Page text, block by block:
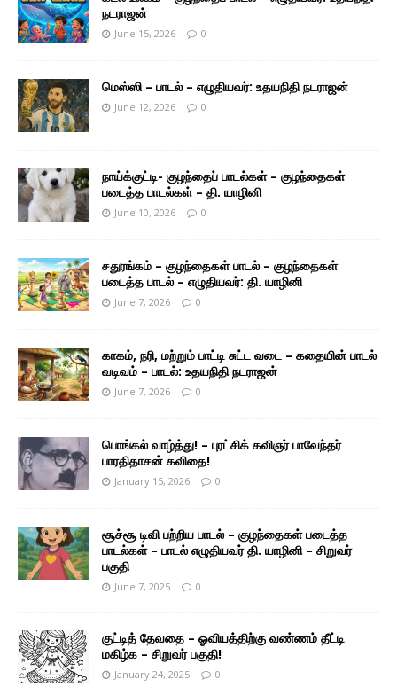
நடராஜன்
June 15, 2026 0
மெஸ்ஸி – பாடல் – எழுதியவர்: உதயநிதி நடராஜன்
June 12, 2026 0
நாய்க்குட்டி- குழந்தைப் பாடல்கள் – குழந்தைகள்
படைத்த பாடல்கள் – தி. யாழினி
June 10, 2026 0
சதுரங்கம் – குழந்தைகள் பாடல் – குழந்தைகள்
படைத்த பாடல் – எழுதியவர்: தி. யாழினி
June 7, 2026 0
காகம், நரி, மற்றும் பாட்டி சுட்ட வடை – கதையின் பாடல்
வடிவம் – பாடல்: உதயநிதி நடராஜன்
June 7, 2026 0
பொங்கல் வாழ்த்து! – புரட்சிக் கவிஞர் பாவேந்தர்
பாரதிதாசன் கவிதை!
January 15, 2026 0
சூச்சூ டிவி பற்றிய பாடல் – குழந்தைகள் படைத்த
பாடல்கள் – பாடல் எழுதியவர் தி. யாழினி – சிறுவர்
பகுதி
June 7, 2025 0
குட்டித் தேவதை – ஓவியத்திற்கு வண்ணம் தீட்டி
மகிழ்க – சிறுவர் பகுதி!
January 24, 2025 0